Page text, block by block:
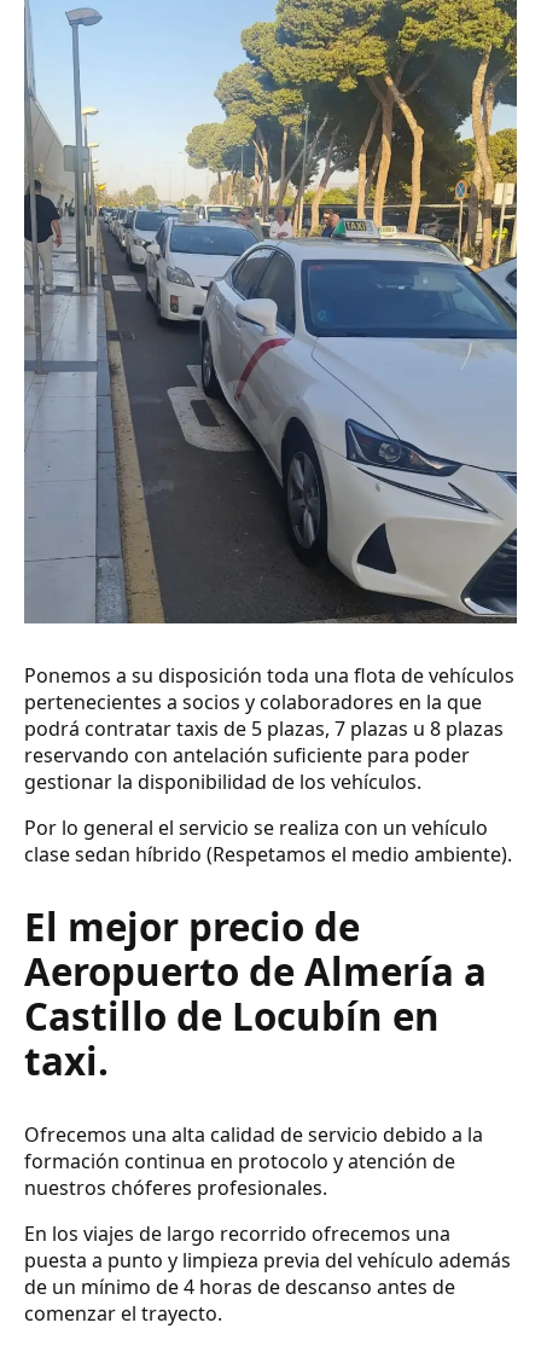
Ponemos a su disposición toda una flota de vehículos
pertenecientes a socios y colaboradores en la que
podrá contratar taxis de 5 plazas, 7 plazas u 8 plazas
reservando con antelación suficiente para poder
gestionar la disponibilidad de los vehículos.
Por lo general el servicio se realiza con un vehículo
clase sedan híbrido (Respetamos el medio ambiente).
El mejor precio de
Aeropuerto de Almería a
Castillo de Locubín en
taxi.
Ofrecemos una alta calidad de servicio debido a la
formación continua en protocolo y atención de
nuestros chóferes profesionales.
En los viajes de largo recorrido ofrecemos una
puesta a punto y limpieza previa del vehículo además
de un mínimo de 4 horas de descanso antes de
comenzar el trayecto.